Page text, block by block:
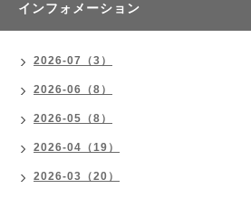
インフォメーション
2026-07（3）
2026-06（8）
2026-05（8）
2026-04（19）
2026-03（20）